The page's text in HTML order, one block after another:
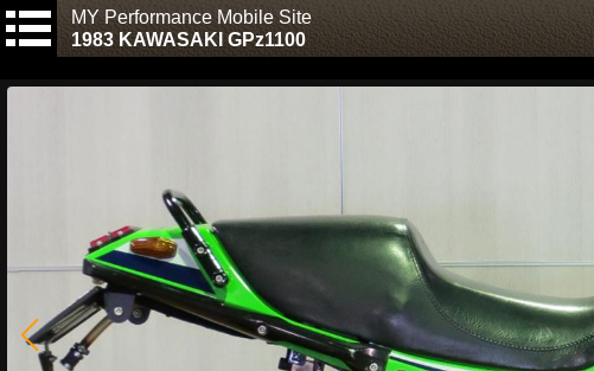
MY Performance Mobile Site
1983 KAWASAKI GPz1100